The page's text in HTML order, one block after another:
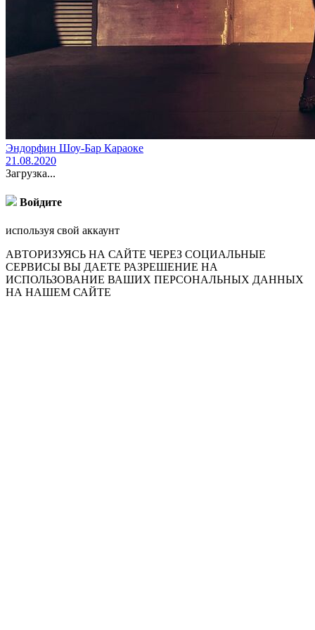
Эндорфин Шоу-Бар Караоке
21.08.2020
Загрузка...
Войдите
используя свой аккаунт
АВТОРИЗУЯСЬ НА САЙТЕ ЧЕРЕЗ СОЦИАЛЬНЫЕ
СЕРВИСЫ ВЫ ДАЕТЕ РАЗРЕШЕНИЕ НА
ИСПОЛЬЗОВАНИЕ ВАШИХ ПЕРСОНАЛЬНЫХ ДАННЫХ
НА НАШЕМ САЙТЕ